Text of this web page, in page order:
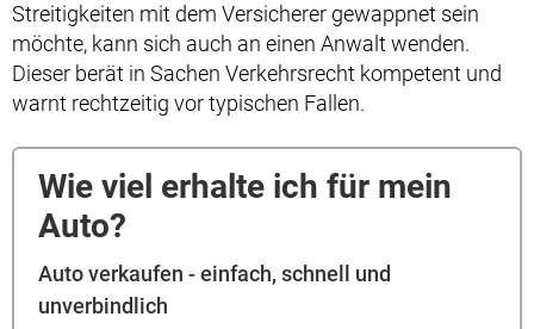
Streitigkeiten mit dem Versicherer gewappnet sein
möchte, kann sich auch an einen Anwalt wenden.
Dieser berät in Sachen Verkehrsrecht kompetent und
warnt rechtzeitig vor typischen Fallen.
Wie viel erhalte ich für mein
Auto?
Auto verkaufen - einfach, schnell und
unverbindlich